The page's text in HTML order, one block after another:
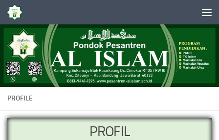
Skip to content
PROFILE
PROFIL